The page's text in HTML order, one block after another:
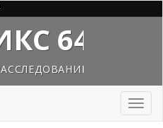
64
Toggle